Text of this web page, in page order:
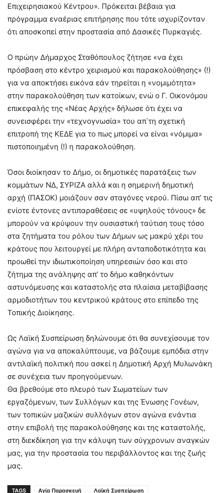
Επιχειρησιακού Κέντρου». Πρόκειται βέβαια για
πρόγραμμα εναέριας επιτήρησης που τότε ισχυρίζονταν
ότι αποσκοπεί στην προστασία από Δασικές Πυρκαγιές.
Ο πρώην Δήμαρχος Σταθόπουλος ζήτησε «να έχει
πρόσβαση στο κέντρο χειρισμού και παρακολούθησης» (!)
για να αποκτήσει εικόνα εάν τηρείται η «νομιμότητα»
στην παρακολούθηση των κατοίκων, ενώ ο Γ. Οικονόμου
επικεφαλής της «Νέας Αρχής» δήλωσε ότι έχει να
συνεισφέρει την «τεχνογνωσία» του απ΄τη σχετική
επιτροπή της ΚΕΔΕ για το πως μπορεί να είναι «νόμιμα»
πιστοποιημένη (!) η παρακολούθηση.
Όσοι διοίκησαν το Δήμο, οι δημοτικές παρατάξεις των
κομμάτων ΝΔ, ΣΥΡΙΖΑ αλλά και η σημερινή δημοτική
αρχή (ΠΑΣΟΚ) μοιάζουν σαν σταγόνες νερού. Πίσω απ’ τις
ενίοτε έντονες αντιπαραθέσεις σε «υψηλούς τόνους» δε
μπορούν να κρύψουν την ουσιαστική ταύτιση τους τόσο
στα ζητήματα του ρόλου των Δήμων ως μακρύ χέρι του
κράτους που λειτουργεί με πλήρη ανταποδοτικότητα και
προωθεί την ιδιωτικοποίηση υπηρεσιών όσο και στο
ζήτημα της ανάληψης απ’ το δήμο καθηκόντων
αστυνόμευσης και καταστολής στα πλαίσια μεταβίβασης
αρμοδιοτήτων του κεντρικού κράτους στο επίπεδο της
Τοπικής Διοίκησης.
Ως Λαϊκή Συσπείρωση δηλώνουμε ότι θα συνεχίσουμε τον
αγώνα για να αποκαλύπτουμε, να βάζουμε εμπόδια στην
αντιλαϊκή πολιτική που ασκεί η Δημοτική Αρχή Μυλωνάκη
σε συνέχεια των προηγούμενων.
Θα βρεθούμε στο πλευρό των Σωματείων των
εργαζόμενων, των Συλλόγων και της Ένωσης Γονέων,
των τοπικών μαζικών συλλόγων στον αγώνα ενάντια
στην επιβολή της παρακολούθησης και της καταστολής,
στη διεκδίκηση για την κάλυψη των σύγχρονων αναγκών
μας, για την προστασία του περιβάλλοντος και της ζωής
μας.
TAGS Αγία Παρασκευή
Λαϊκή Συσπείρωση